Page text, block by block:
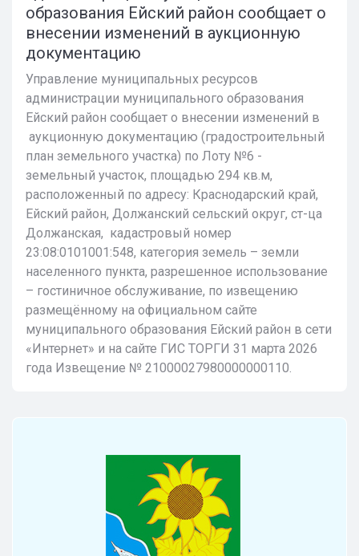
образования Ейский район сообщает о
внесении изменений в аукционную
документацию
Управление муниципальных ресурсов
администрации муниципального образования
Ейский район сообщает о внесении изменений в
аукционную документацию (градостроительный
план земельного участка) по Лоту №6 -
земельный участок, площадью 294 кв.м,
расположенный по адресу: Краснодарский край,
Ейский район, Должанский сельский округ, ст-ца
Должанская, кадастровый номер
23:08:0101001:548, категория земель – земли
населенного пункта, разрешенное использование
– гостиничное обслуживание, по извещению
размещённому на официальном сайте
муниципального образования Ейский район в сети
«Интернет» и на сайте ГИС ТОРГИ 31 марта 2026
года Извещение № 21000027980000000110.